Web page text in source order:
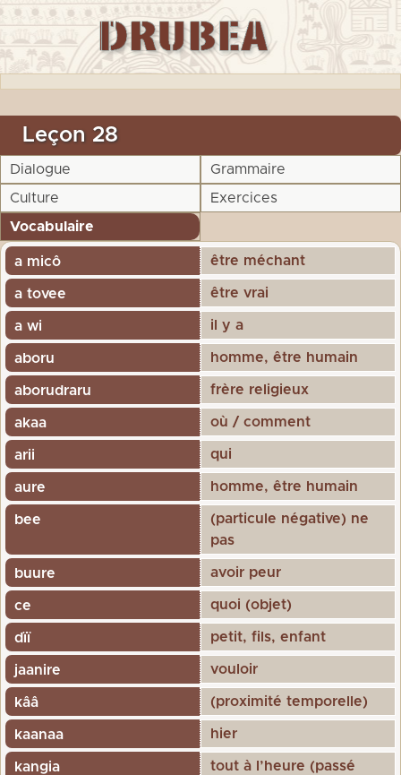
Leçon 28
Dialogue
Grammaire
Culture
Exercices
Vocabulaire
a micô être méchant
a tovee être vrai
a wi il y a
aboru homme, être humain
aborudraru frère religieux
akaa où / comment
arii qui
aure homme, être humain
bee
(particule négative) ne
pas
buure avoir peur
ce quoi (objet)
dïï petit, fils, enfant
jaanire vouloir
kââ (proximité temporelle)
kaanaa hier
kangia
tout à l’heure (passé